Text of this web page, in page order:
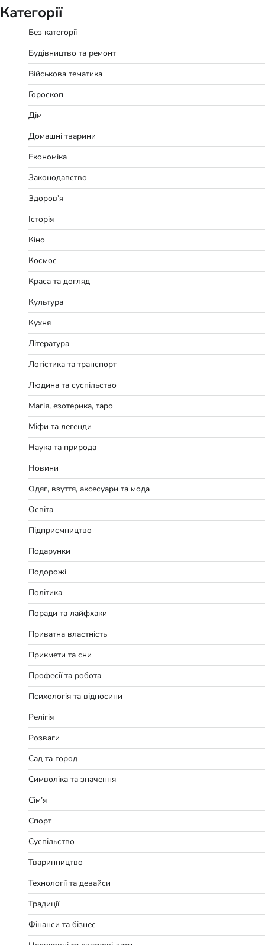
Категорії
Без категорії
Будівництво та ремонт
Військова тематика
Гороскоп
Дім
Домашні тварини
Економіка
Законодавство
Здоров’я
Історія
Кіно
Космос
Краса та догляд
Культура
Кухня
Література
Логістика та транспорт
Людина та суспільство
Магія, езотерика, таро
Міфи та легенди
Наука та природа
Новини
Одяг, взуття, аксесуари та мода
Освіта
Підприємництво
Подарунки
Подорожі
Політика
Поради та лайфхаки
Приватна властність
Прикмети та сни
Професії та робота
Психологія та відносини
Релігія
Розваги
Сад та город
Символіка та значення
Сім’я
Спорт
Суспільство
Тваринництво
Технології та девайси
Традиції
Фінанси та бізнес